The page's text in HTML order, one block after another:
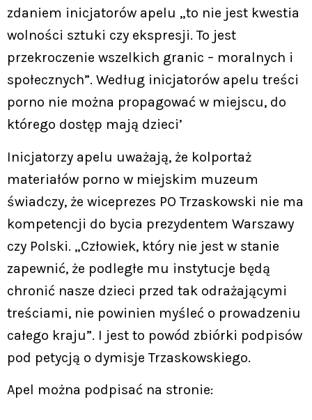
zdaniem inicjatorów apelu „to nie jest kwestia
wolności sztuki czy ekspresji. To jest
przekroczenie wszelkich granic – moralnych i
społecznych”. Według inicjatorów apelu treści
porno nie można propagować w miejscu, do
którego dostęp mają dzieci’
Inicjatorzy apelu uważają, że kolportaż
materiałów porno w miejskim muzeum
świadczy, że wiceprezes PO Trzaskowski nie ma
kompetencji do bycia prezydentem Warszawy
czy Polski. „Człowiek, który nie jest w stanie
zapewnić, że podległe mu instytucje będą
chronić nasze dzieci przed tak odrażającymi
treściami, nie powinien myśleć o prowadzeniu
całego kraju”. I jest to powód zbiórki podpisów
pod petycją o dymisje Trzaskowskiego.
Apel można podpisać na stronie: